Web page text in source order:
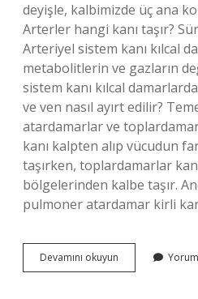
deyişle, kalbimizde üç ana
Arterler hangi kanı taşır?
Arteriyel sistem kanı kılcal
metabolitlerin ve gazların
sistem kanı kılcal
ve ven nasıl ayırt edilir?
atardamarlar ve
kanı kalpten alıp vücudun
taşırken, toplardamarlar
bölgelerinden kalbe taşır.
pulmoner atardamar kirli
Devamını okuyun
Nereden